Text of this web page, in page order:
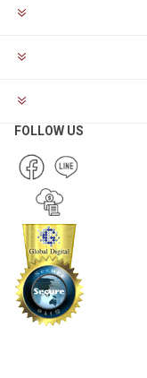
FOLLOW US